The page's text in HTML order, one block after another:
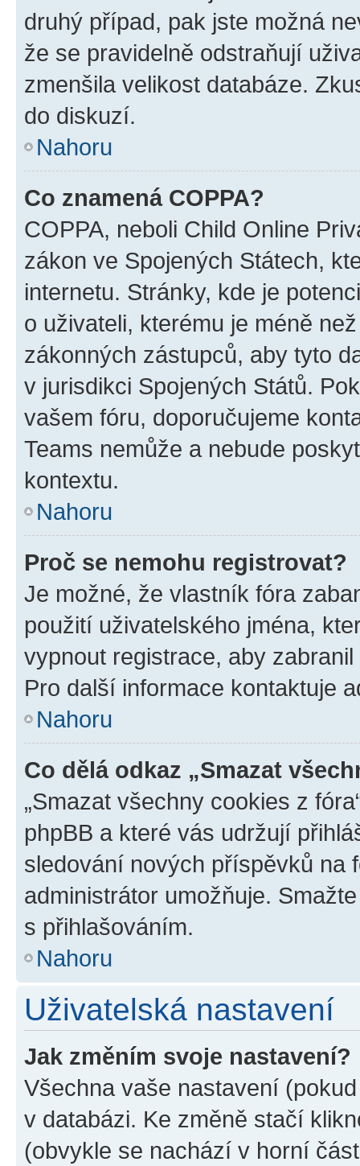
druhý případ, pak jste možná
že se pravidelně odstraňují
zmenšila velikost databáze.
do diskuzí.
Nahoru
Co znamená COPPA?
COPPA, neboli Child Online
zákon ve Spojených Státech,
internetu. Stránky, kde je
o uživateli, kterému je méně
zákonných zástupců, aby tyto
v jurisdikci Spojených Států.
vašem fóru, doporučujeme
Teams nemůže a nebude
kontextu.
Nahoru
Proč se nemohu registrovat?
Je možné, že vlastník fóra
použití uživatelského jména,
vypnout registrace, aby
Pro další informace kontaktuje
Nahoru
Co dělá odkaz „Smazat
„Smazat všechny cookies z
phpBB a které vás udržují
sledování nových příspěvků na
administrátor umožňuje.
s přihlašováním.
Nahoru
Uživatelská nastavení
Jak změním svoje nastavení?
Všechna vaše nastavení
v databázi. Ke změně stačí
(obvykle se nachází v horní